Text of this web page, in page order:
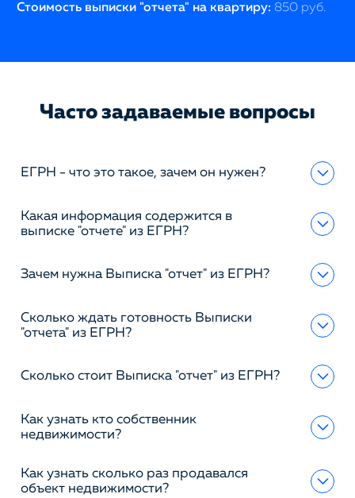
Стоимость выписки "отчета" на квартиру: 850 руб.
Часто задаваемые вопросы
ЕГРН - что это такое, зачем он нужен?
Какая информация содержится в
выписке "отчете" из ЕГРН?
Зачем нужна Выписка "отчет" из ЕГРН?
Сколько ждать готовность Выписки
"отчета" из ЕГРН?
Сколько стоит Выписка "отчет" из ЕГРН?
Как узнать кто собственник
недвижимости?
Как узнать сколько раз продавался
объект недвижимости?